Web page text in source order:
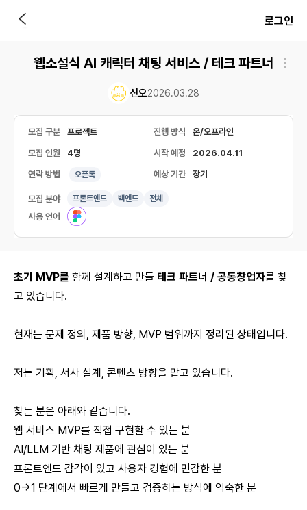
로그인
웹소설식 AI 캐릭터 채팅 서비스 / 테크 파트너
신오2026.03.28
모집 구분 프로젝트 진행 방식 온/오프라인
모집 인원 4명 시작 예정 2026.04.11
연락 방법 오픈톡 예상 기간 장기
모집 분야 프론트엔드 백엔드 전체
사용 언어
초기 MVP를 함께 설계하고 만들 테크 파트너 / 공동창업자를 찾
고 있습니다.
현재는 문제 정의, 제품 방향, MVP 범위까지 정리된 상태입니다.
저는 기획, 서사 설계, 콘텐츠 방향을 맡고 있습니다.
찾는 분은 아래와 같습니다.
웹 서비스 MVP를 직접 구현할 수 있는 분
AI/LLM 기반 채팅 제품에 관심이 있는 분
프론트엔드 감각이 있고 사용자 경험에 민감한 분
0→1 단계에서 빠르게 만들고 검증하는 방식에 익숙한 분